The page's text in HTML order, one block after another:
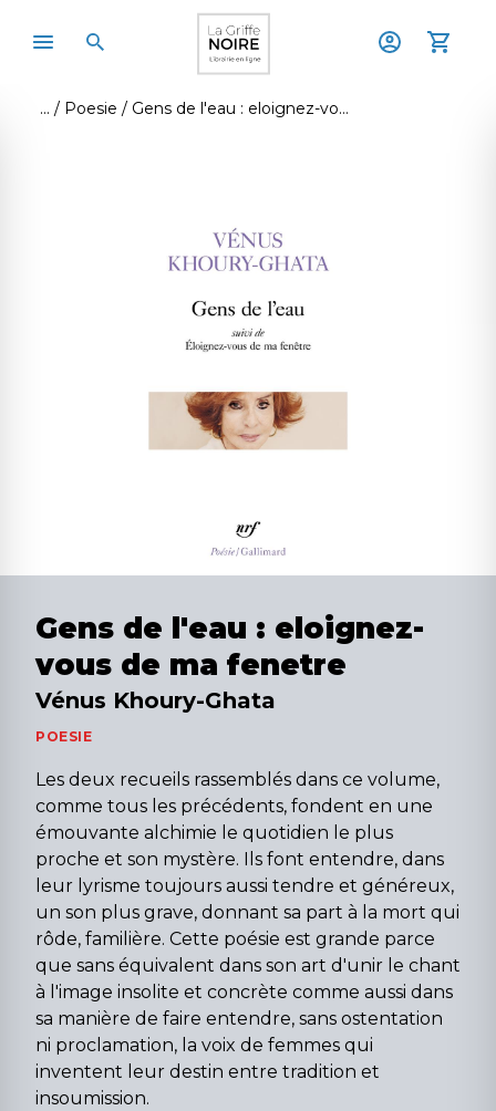
Poesie Gens de l'eau : eloignez-vous de ma fenetre
Gens de l'eau : eloignez-
vous de ma fenetre
Vénus Khoury-Ghata
POESIE
Les deux recueils rassemblés dans ce volume,
comme tous les précédents, fondent en une
émouvante alchimie le quotidien le plus
proche et son mystère. Ils font entendre, dans
leur lyrisme toujours aussi tendre et généreux,
un son plus grave, donnant sa part à la mort qui
rôde, familière. Cette poésie est grande parce
que sans équivalent dans son art d'unir le chant
à l'image insolite et concrète comme aussi dans
sa manière de faire entendre, sans ostentation
ni proclamation, la voix de femmes qui
inventent leur destin entre tradition et
insoumission.